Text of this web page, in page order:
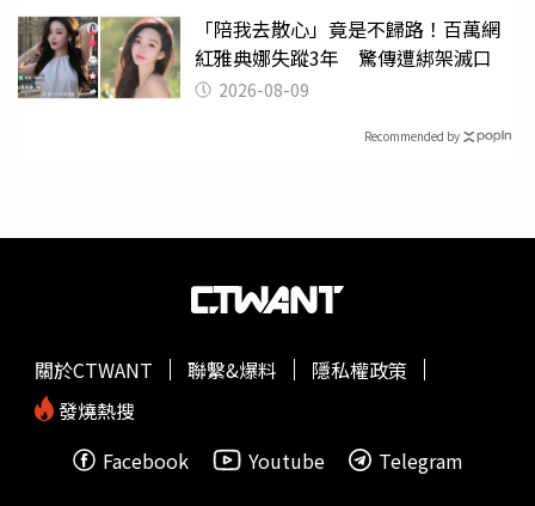
「陪我去散心」竟是不歸路！百萬網
紅雅典娜失蹤3年 驚傳遭綁架滅口
2026-08-09
Recommended by
關於CTWANT 聯繫&爆料
隱私權政策
發燒熱搜
Facebook
Youtube Telegram